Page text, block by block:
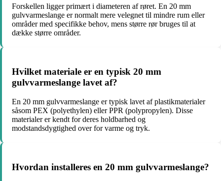
Forskellen ligger primært i diameteren af røret. En 20 mm
gulvvarmeslange er normalt mere velegnet til mindre rum eller
områder med specifikke behov, mens større rør bruges til at
dække større områder.
Hvilket materiale er en typisk 20 mm
gulvvarmeslange lavet af?
En 20 mm gulvvarmeslange er typisk lavet af plastikmaterialer
såsom PEX (polyethylen) eller PPR (polypropylen). Disse
materialer er kendt for deres holdbarhed og
modstandsdygtighed over for varme og tryk.
Hvordan installeres en 20 mm gulvvarmeslange?